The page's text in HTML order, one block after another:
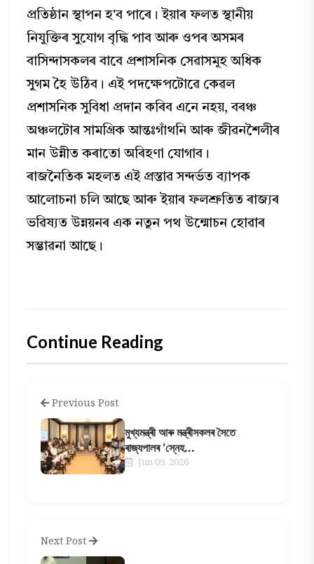
প্ৰতিষ্ঠান স্থাপন হ'ব পাৰে। ইয়াৰ ফলত স্থানীয়
নিযুক্তিৰ সুযোগ বৃদ্ধি পাব আৰু ওপৰ অসমৰ
বাসিন্দাসকলৰ বাবে প্ৰশাসনিক সেৱাসমূহ অধিক
সুগম হৈ উঠিব। এই পদক্ষেপটোৱে কেৱল
প্ৰশাসনিক সুবিধা প্ৰদান কৰিব এনে নহয়, বৰঞ্চ
অঞ্চলটোৰ সামগ্ৰিক আন্তঃগাঁথনি আৰু জীৱনশৈলীৰ
মান উন্নীত কৰাতো অৰিহণা যোগাব।
ৰাজনৈতিক মহলত এই প্ৰস্তাৱ সন্দৰ্ভত ব্যাপক
আলোচনা চলি আছে আৰু ইয়াৰ ফলশ্ৰুতিত ৰাজ্যৰ
ভৱিষ্যত উন্নয়নৰ এক নতুন পথ উন্মোচন হোৱাৰ
সম্ভাৱনা আছে।
Continue Reading
Previous Post
মুখ্যমন্ত্ৰী আৰু মন্ত্ৰীসকলৰ সৈতে
ৰাজ্যপালৰ 'স্নেহ...
Jun 09, 2026
Next Post